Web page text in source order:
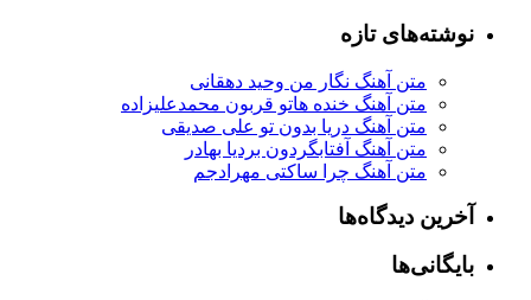
نوشته‌های تازه
متن آهنگ نگار من وحید دهقانی
متن آهنگ خنده هاتو قربون محمدعلیزاده
متن آهنگ دریا بدون تو علی صدیقی
متن آهنگ آفتابگردون بردیا بهادر
متن آهنگ چرا ساکتی مهرادجم
آخرین دیدگاه‌ها
بایگانی‌ها